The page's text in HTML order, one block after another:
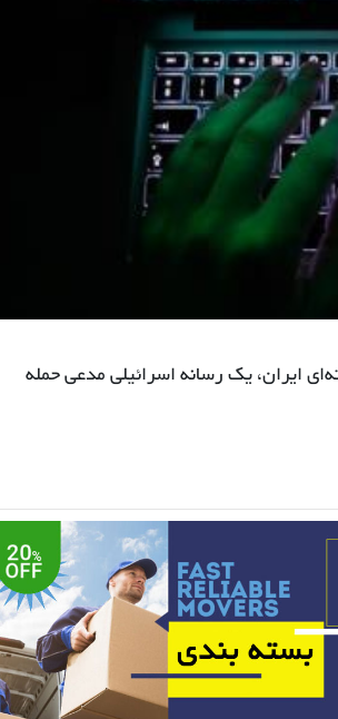
ایران، یک رسانه اسرائیلی مدعی حمله